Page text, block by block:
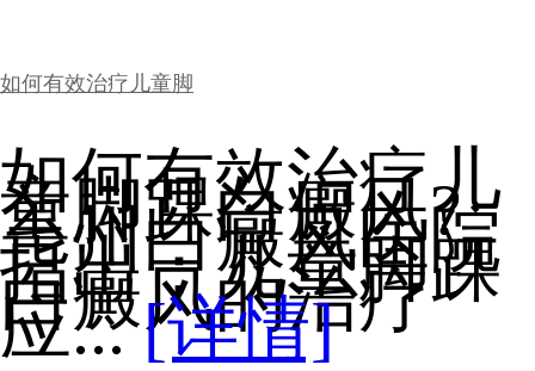
如何有效治疗儿童脚
如何有效治疗儿
童脚踝白癜风?
台州白癜风医院
指出：儿童脚踝
白癜风的治疗
应...[详情]